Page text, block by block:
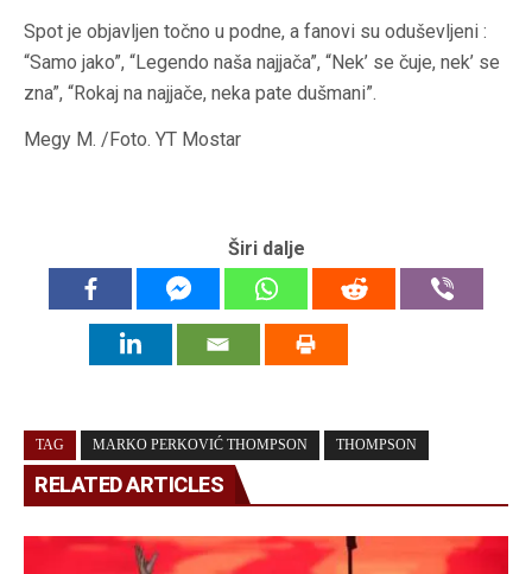
Spot je objavljen točno u podne, a fanovi su oduševljeni :
“Samo jako”, “Legendo naša najjača”, “Nek’ se čuje, nek’ se
zna”, “Rokaj na najjače, neka pate dušmani”.
Megy M. /Foto. YT Mostar
Širi dalje
TAG MARKO PERKOVIĆ THOMPSON THOMPSON
RELATED ARTICLES